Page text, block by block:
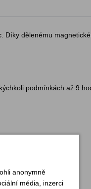
Díky dělenému
podmínkách až 9
i zimní cestování.
anonymně
média, inzerci